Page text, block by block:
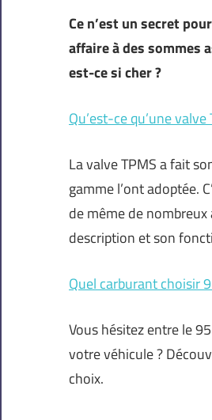
Ce n’est un secret
affaire à des sommes
est-ce si cher ?
Qu’est-ce qu’une valve
La valve TPMS a fait
gamme l’ont adoptée.
de même de
description et son
Quel carburant choisir
Vous hésitez entre le
votre véhicule ?
choix.